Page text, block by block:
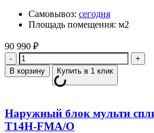
Самовывоз: сегодня
Площадь помещения: м2
90 990 ₽
Количество
В корзину Купить в 1 клик
Наружный блок мульти
T14H-FMA/O